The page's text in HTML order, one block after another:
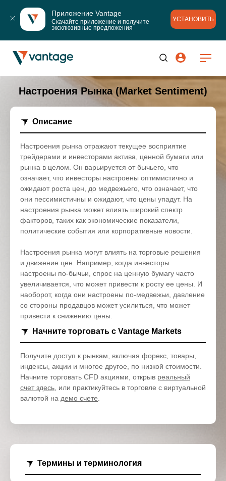
Приложение Vantage
Скачайте приложение и получите
эксклюзивные предложения
УСТАНОВИТЬ
Настроения Рынка (Market Sentiment)
Описание
Настроения рынка отражают текущее восприятие
трейдерами и инвесторами актива, ценной бумаги или
рынка в целом. Он варьируется от бычьего, что
означает, что инвесторы настроены оптимистично и
ожидают роста цен, до медвежьего, что означает, что
они пессимистичны и ожидают, что цены упадут. На
настроения рынка может влиять широкий спектр
факторов, таких как экономические показатели,
политические события или корпоративные новости.
Настроения рынка могут влиять на торговые решения
и движение цен. Например, когда инвесторы
настроены по-бычьи, спрос на ценную бумагу часто
увеличивается, что может привести к росту ее цены. И
наоборот, когда они настроены по-медвежьи, давление
со стороны продавцов может усилиться, что может
привести к снижению цены.
Начните торговать с Vantage Markets
Получите доступ к рынкам, включая форекс, товары,
индексы, акции и многое другое, по низкой стоимости.
Начните торговать CFD акциями, открыв реальный
счет здесь , или практикуйтесь в торговле с виртуальной
валютой на демо счете
Термины и терминология